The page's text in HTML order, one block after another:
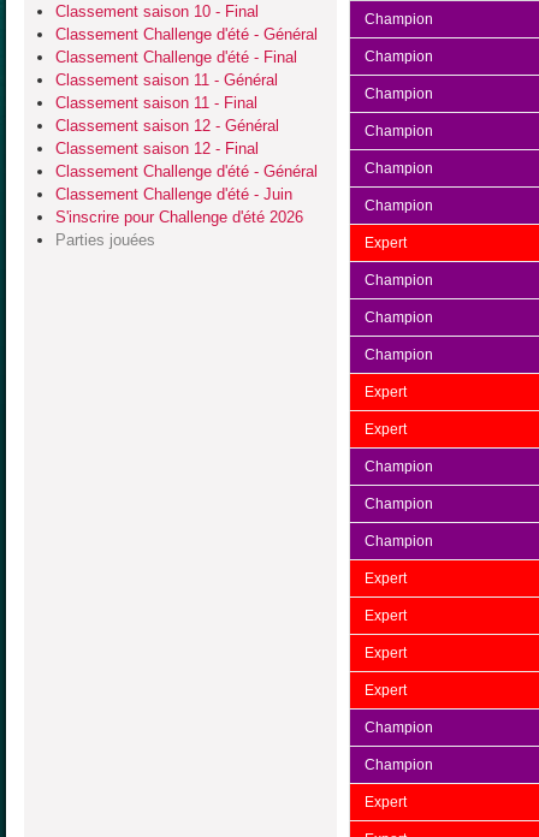
Classement saison 10 - Final
Classement Challenge d'été - Général
Classement Challenge d'été - Final
Classement saison 11 - Général
Classement saison 11 - Final
Classement saison 12 - Général
Classement saison 12 - Final
Classement Challenge d'été - Général
Classement Challenge d'été - Juin
S'inscrire pour Challenge d'été 2026
Parties jouées
Champion
Champion
Champion
Champion
Champion
Champion
Expert
Champion
Champion
Champion
Expert
Expert
Champion
Champion
Champion
Expert
Expert
Expert
Expert
Champion
Champion
Expert